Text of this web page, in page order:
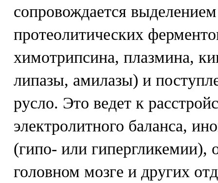
сопровождается
протеолитических
химотрипсина, плазмина,
липазы, амилазы) и
русло. Это ведет к
электролитного баланса,
(гипо- или
головном мозге и других